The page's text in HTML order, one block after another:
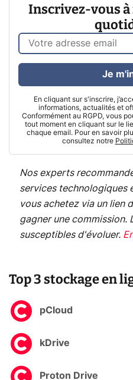
Inscrivez-vous
En cliquant sur s'inscrire,
informations, actualités et
Conformément au RGPD, vous
tout moment en cliquant sur le
chaque email. Pour en savoir
consultez notre
Je
Nos experts
services technologiques
vous achetez via un lien
gagner une commission.
susceptibles d'évoluer.
Top 3 stockage en
pCloud
kDrive
Proton Drive